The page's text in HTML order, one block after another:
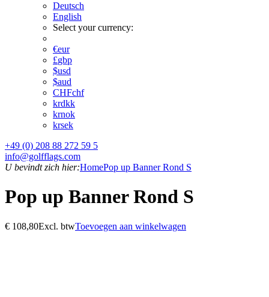
Deutsch
English
Select your currency:
€eur
£gbp
$usd
$aud
CHFchf
krdkk
krnok
krsek
+49 (0) 208 88 272 59 5
info@golfflags.com
U bevindt zich hier:HomePop up Banner Rond S
Pop up Banner Rond S
€ 108,80Excl. btwToevoegen aan winkelwagen